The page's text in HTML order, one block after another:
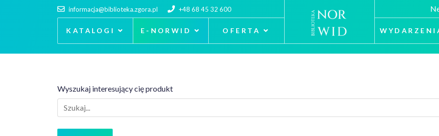
informacja@biblioteka.zgora.pl +48 68 45 32 600
KATALOGI E-NORWID OFERTA
Wyszukaj interesujący cię produkt